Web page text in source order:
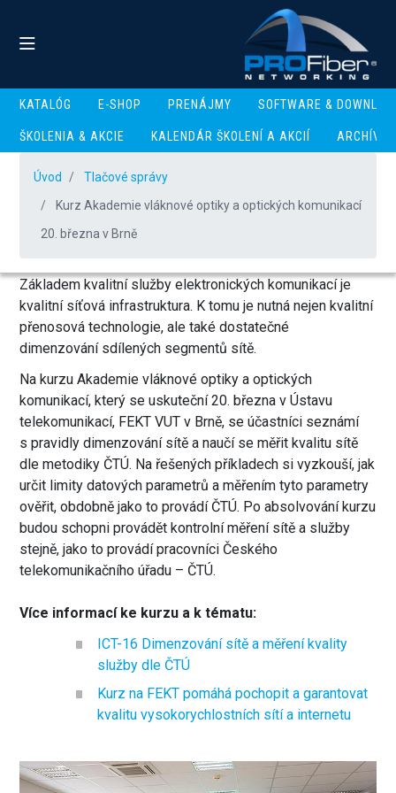
KATALÓG E-SHOP PRENÁJMY SOFTWARE &
ŠKOLENIA & AKCIE KALENDÁR ŠKOLENÍ A AKCIÍ ARCHÍV
Úvod
Tlačové správy
Kurz Akademie vláknové optiky a optických komunikací
20. března v Brně
Kurz Akademie vláknové
optiky a optických
komunikací 20. března v
Brně
Základem kvalitní služby elektronických komunikací je
kvalitní síťová infrastruktura. K tomu je nutná nejen kvalitní
přenosová technologie, ale také dostatečné
dimenzování sdílených segmentů sítě.
Na kurzu Akademie vláknové optiky a optických
komunikací, který se uskuteční 20. března v Ústavu
telekomunikací, FEKT VUT v Brně, se účastníci seznámí
s pravidly dimenzování sítě a naučí se měřit kvalitu sítě
dle metodiky ČTÚ. Na řešených příkladech si vyzkouší, jak
určit limity datových parametrů a měřením tyto parametry
ověřit, obdobně jako to provádí ČTÚ. Po absolvování kurzu
budou schopni provádět kontrolní měření sítě a služby
stejně, jako to provádí pracovníci Českého
telekomunikačního úřadu – ČTÚ.
Více informací ke kurzu a k tématu:
ICT-16 Dimenzování sítě a měření kvality
služby dle ČTÚ
Kurz na FEKT pomáhá pochopit a garantovat
kvalitu vysokorychlostních sítí a internetu